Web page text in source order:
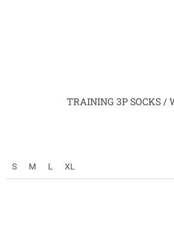
TRAINING 3P SOCKS /
S M L XL